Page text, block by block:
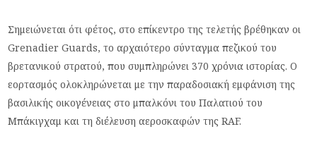
Σημειώνεται ότι φέτος, στο επίκεντρο της τελετής βρέθηκαν οι
Grenadier Guards, το αρχαιότερο σύνταγμα πεζικού του
βρετανικού στρατού, που συμπληρώνει 370 χρόνια ιστορίας. Ο
εορτασμός ολοκληρώνεται με την παραδοσιακή εμφάνιση της
βασιλικής οικογένειας στο μπαλκόνι του Παλατιού του
Μπάκιγχαμ και τη διέλευση αεροσκαφών της RAF.